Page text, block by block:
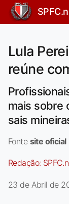
Lula
reúne
mais sobre
sais
Fonte site oficial
Redação:
23 de Abril de